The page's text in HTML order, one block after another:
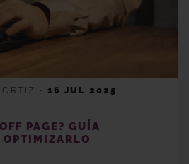
- 16 JUL 2025
PAGE? GUÍA
OPTIMIZARLO